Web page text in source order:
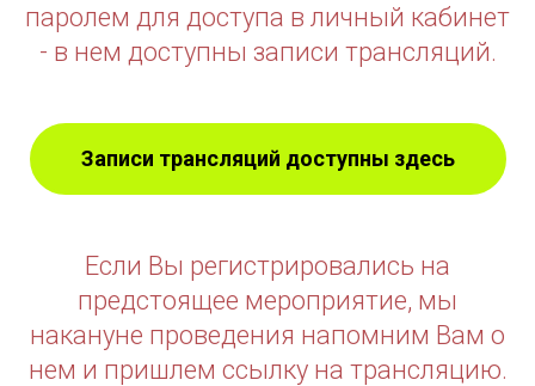
паролем для доступа в личный кабинет
- в нем доступны записи трансляций.
Записи трансляций доступны здесь
Если Вы регистрировались на
предстоящее мероприятие, мы
накануне проведения напомним Вам о
нем и пришлем ссылку на трансляцию.